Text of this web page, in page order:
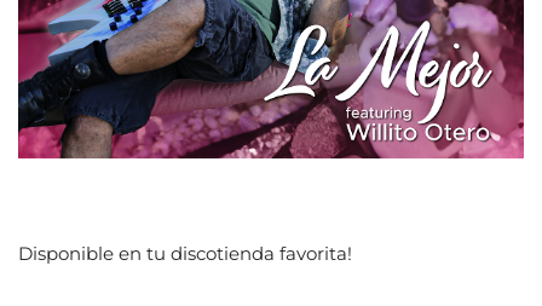
Disponible en tu discotienda favorita!